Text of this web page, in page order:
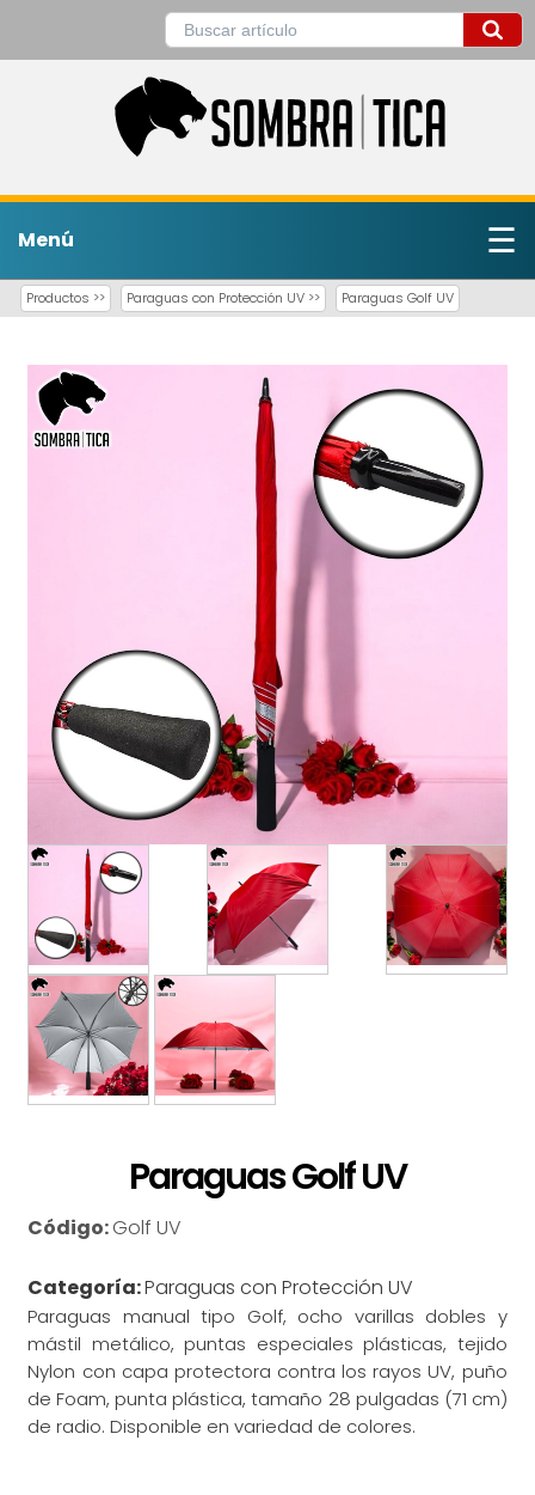
Menú ☰
Productos >> Paraguas con Protección UV >> Paraguas Golf UV
Paraguas Golf UV
Código:Golf UV
Categoría:Paraguas con Protección UV
Paraguas manual tipo Golf, ocho varillas dobles y
mástil metálico, puntas especiales plásticas, tejido
Nylon con capa protectora contra los rayos UV, puño
de Foam, punta plástica, tamaño 28 pulgadas (71 cm)
de radio. Disponible en variedad de colores.